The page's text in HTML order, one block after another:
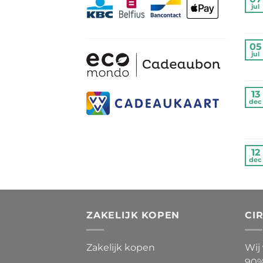
jul
05
jul
13
dec
12
dec
ZAKELIJK KOPEN
Zakelijk kopen
Wij